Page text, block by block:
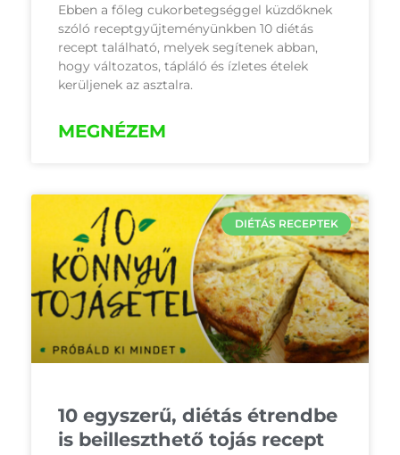
Ebben a főleg cukorbetegséggel küzdőknek
szóló receptgyűjteményünkben 10 diétás
recept található, melyek segítenek abban,
hogy változatos, tápláló és ízletes ételek
kerüljenek az asztalra.
MEGNÉZEM
DIÉTÁS RECEPTEK
10 egyszerű, diétás étrendbe
is beilleszthető tojás recept